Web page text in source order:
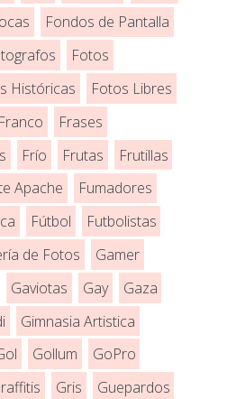
Fondos de Pantalla
Fotos
Históricas
Fotos Libres
Franco
Frases
Frío Frutas
Frutillas
Apache
Fumadores
Fútbol
Futbolistas
de Fotos
Gamer
Gaviotas Gay
Gaza
Gimnasia Artistica
Gollum
GoPro
Gris
Guepardos